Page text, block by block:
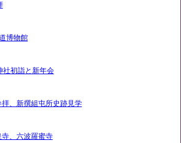
博物館
初詣と新年会
、新撰組屯所史跡見学
、六波羅蜜寺